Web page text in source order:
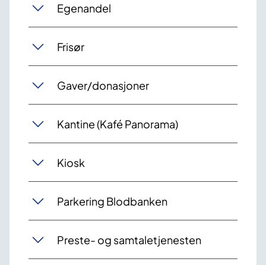
Egenandel
Frisør
Gaver/donasjoner
Kantine (Kafé Panorama)
Kiosk
Parkering Blodbanken
Preste- og samtaletjenesten